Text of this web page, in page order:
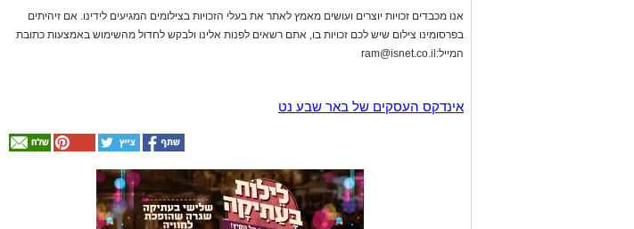
אנו מכבדים זכויות יוצרים ועושים מאמץ לאתר את בעלי הזכויות בצילומים המגיעים לידינו. אם זיהיתים
בפרסומינו צילום שיש לכם זכויות בו, אתם רשאים לפנות אלינו ולבקש לחדול מהשימוש באמצעות כתובת
המייל: ram@isnet.co.il
אינדקס העסקים של באר שבע נט